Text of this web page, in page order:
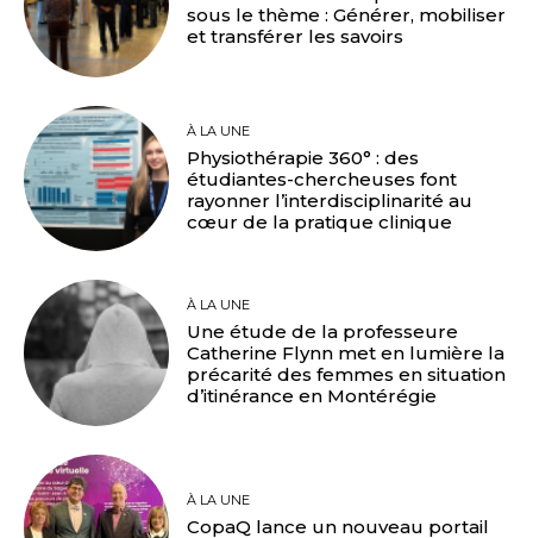
sous le thème : Générer, mobiliser
et transférer les savoirs
À LA UNE
Physiothérapie 360° : des
étudiantes-chercheuses font
rayonner l’interdisciplinarité au
cœur de la pratique clinique
À LA UNE
Une étude de la professeure
Catherine Flynn met en lumière la
précarité des femmes en situation
d’itinérance en Montérégie
À LA UNE
CopaQ lance un nouveau portail